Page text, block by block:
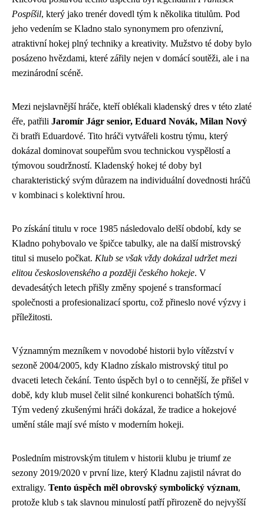
Pospíšil, který jako trenér dovedl tým k několika titulům. Pod
jeho vedením se Kladno stalo synonymem pro ofenzivní,
atraktivní hokej plný techniky a kreativity. Mužstvo té doby bylo
posázeno hvězdami, které zářily nejen v domácí soutěži, ale i na
mezinárodní scéně.
Mezi nejslavnější hráče, kteří oblékali kladenský dres v této zlaté
éře, patřili Jaromír Jágr senior, Eduard Novák, Milan Nový
či bratři Eduardové. Tito hráči vytvářeli kostru týmu, který
dokázal dominovat soupeřům svou technickou vyspělostí a
týmovou soudržností. Kladenský hokej té doby byl
charakteristický svým důrazem na individuální dovednosti hráčů
v kombinaci s kolektivní hrou.
Po získání titulu v roce 1985 následovalo delší období, kdy se
Kladno pohybovalo ve špičce tabulky, ale na další mistrovský
titul si muselo počkat. Klub se však vždy dokázal udržet mezi
elitou československého a později českého hokeje. V
devadesátých letech přišly změny spojené s transformací
společnosti a profesionalizací sportu, což přineslo nové výzvy i
příležitosti.
Významným mezníkem v novodobé historii bylo vítězství v
sezoně 2004/2005, kdy Kladno získalo mistrovský titul po
dvaceti letech čekání. Tento úspěch byl o to cennější, že přišel v
době, kdy klub musel čelit silné konkurenci bohatších týmů.
Tým vedený zkušenými hráči dokázal, že tradice a hokejové
umění stále mají své místo v moderním hokeji.
Posledním mistrovským titulem v historii klubu je triumf ze
sezony 2019/2020 v první lize, který Kladnu zajistil návrat do
extraligy. Tento úspěch měl obrovský symbolický význam,
protože klub s tak slavnou minulostí patří přirozeně do nejvyšší